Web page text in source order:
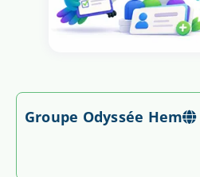
Groupe Odyssée Hem